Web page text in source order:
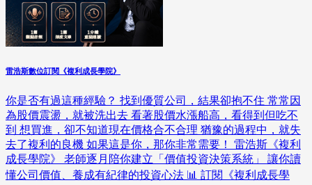
雷浩斯數位訂閱《複利成長學院》
你是否有過這種經驗？ 找到優質公司，結果卻抱不住 常常因
為股價震盪，就被洗出去 看著股價水漲船高，看得到但吃不
到 想買進，卻不知道現在價格合不合理 猶豫的過程中，就失
去了複利的良機 如果這是你，那你非常需要！ 雷浩斯《複利
成長學院》 老師逐月陪你建立「價值投資決策系統」 讓你讀
懂公司價值、養成有紀律的投資心法 📊 訂閱《複利成長學